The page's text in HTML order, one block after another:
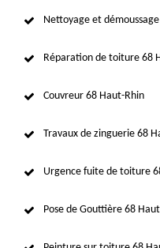
Nettoyage et
Réparation de toiture 68
Couvreur 68 Haut-Rhin
Travaux de zinguerie 68
Urgence fuite de toiture
Pose de Gouttière 68